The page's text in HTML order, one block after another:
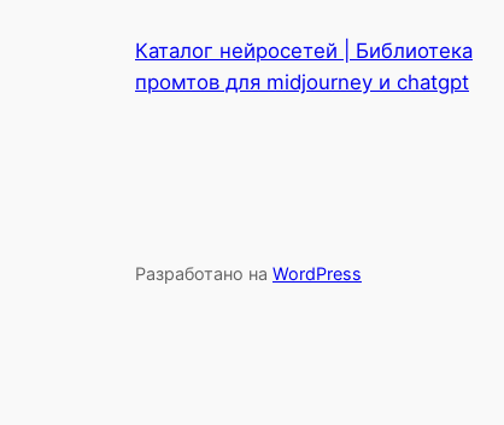
Каталог нейросетей | Библиотека
промтов для midjourney и chatgpt
Разработано на WordPress